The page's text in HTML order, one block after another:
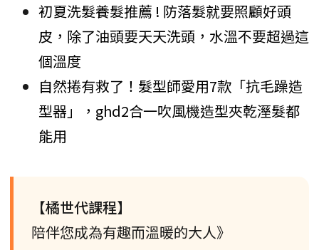
初夏洗髮養髮推薦 ! 防落髮就要照顧好頭
皮，除了油頭要天天洗頭，水溫不要超過這
個溫度
自然捲有救了！髮型師愛用7款「抗毛躁造
型器」，ghd2合一吹風機造型夾乾溼髮都
能用
【橘世代課程】
陪伴您成為有趣而溫暖的大人》